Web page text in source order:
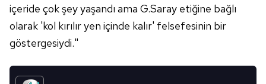
içeride çok şey yaşandı ama G.Saray etiğine bağlı
olarak 'kol kırılır yen içinde kalır' felsefesinin bir
göstergesiydi."